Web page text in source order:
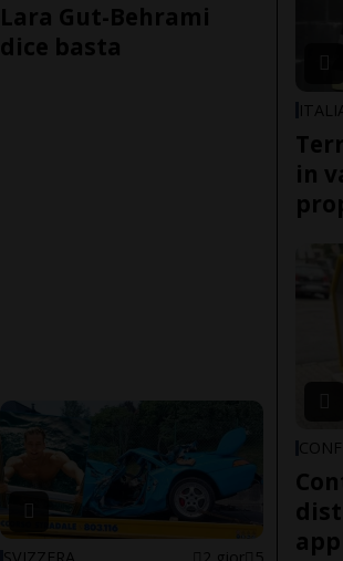
Lara Gut-Behrami
dice basta
in